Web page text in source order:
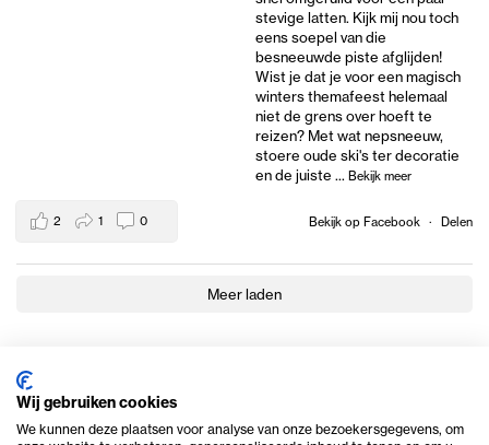
stevige latten. Kijk mij nou toch
eens soepel van die
besneeuwde piste afglijden!
Wist je dat je voor een magisch
winters themafeest helemaal
niet de grens over hoeft te
reizen? Met wat nepsneeuw,
stoere oude ski's ter decoratie
en de juiste ... Bekijk meer
Bekijk op Facebook · Delen
2 1 0
Meer laden
Wij gebruiken cookies
We kunnen deze plaatsen voor analyse van onze bezoekersgegevens, om